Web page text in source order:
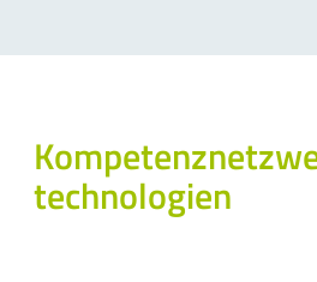
technologien